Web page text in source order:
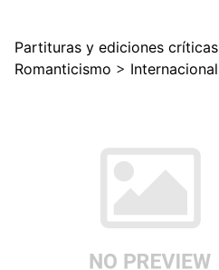
Partituras y ediciones críticas
Romanticismo > Internacional